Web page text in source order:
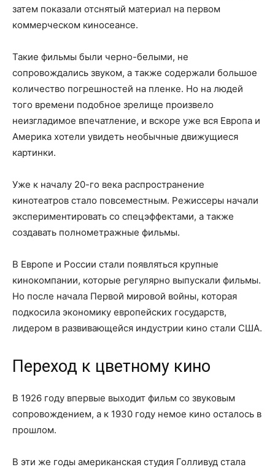
затем показали отснятый материал на первом
коммерческом киносеансе.
Такие фильмы были черно-белыми, не
сопровождались звуком, а также содержали большое
количество погрешностей на пленке. Но на людей
того времени подобное зрелище произвело
неизгладимое впечатление, и вскоре уже вся Европа и
Америка хотели увидеть необычные движущиеся
картинки.
Уже к началу 20-го века распространение
кинотеатров стало повсеместным. Режиссеры начали
экспериментировать со спецэффектами, а также
создавать полнометражные фильмы.
В Европе и России стали появляться крупные
кинокомпании, которые регулярно выпускали фильмы.
Но после начала Первой мировой войны, которая
подкосила экономику европейских государств,
лидером в развивающейся индустрии кино стали США.
Переход к цветному кино
В 1926 году впервые выходит фильм со звуковым
сопровождением, а к 1930 году немое кино осталось в
прошлом.
В эти же годы американская студия Голливуд стала